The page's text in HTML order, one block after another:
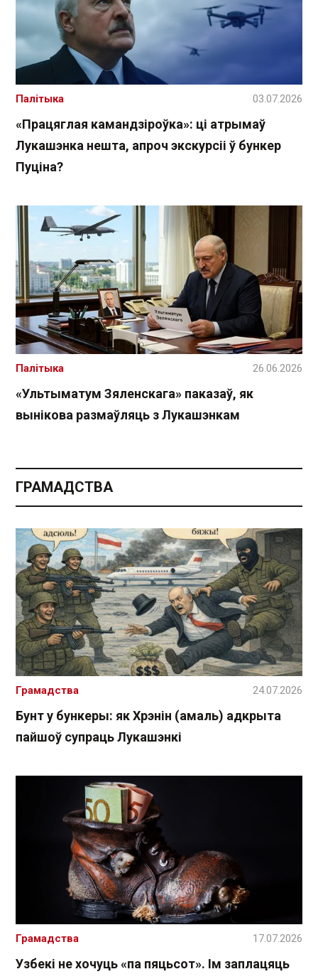
«Працяглая камандзіроўка»: ці атрымаў
Лукашэнка нешта, апроч экскурсіі ў бункер
Пуціна?
Палітыка 03.07.2026
«Ультыматум Зяленскага» паказаў, як
вынікова размаўляць з Лукашэнкам
Палітыка 26.06.2026
ГРАМАДСТВА
Бунт у бункеры: як Хрэнін (амаль) адкрыта
пайшоў супраць Лукашэнкі
Грамадства 24.07.2026
Узбекі не хочуць «па пяцьсот». Ім заплацяць
Грамадства 17.07.2026